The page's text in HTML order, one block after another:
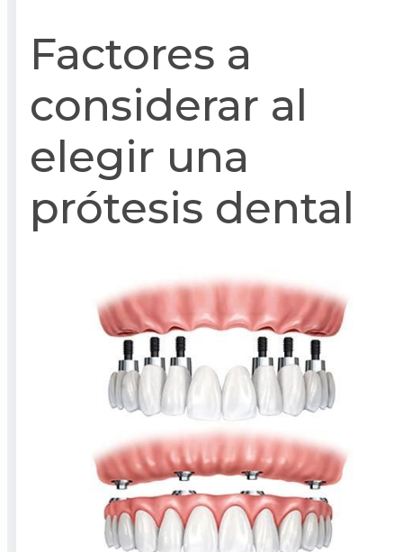
Factores a
considerar al
elegir una
prótesis dental